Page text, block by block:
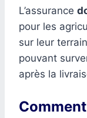
L’assurance
pour les
sur leur
pouvant
après la